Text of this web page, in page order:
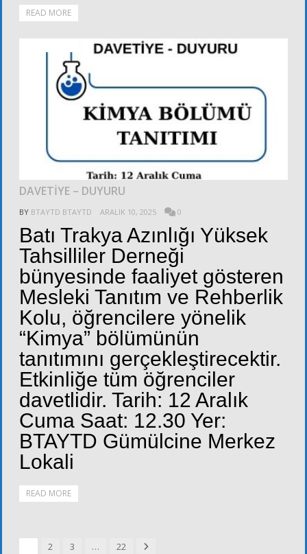
READ MORE
DAVETİYE – DUYURU
BY BTAYTD BTAYTD ARALIK 10, 2025 0
Batı Trakya Azınlığı Yüksek
Tahsilliler Derneği
bünyesinde faaliyet gösteren
Mesleki Tanıtım ve Rehberlik
Kolu, öğrencilere yönelik
“Kimya” bölümünün
tanıtımını gerçekleştirecektir.
Etkinliğe tüm öğrenciler
davetlidir. Tarih: 12 Aralık
Cuma Saat: 12.30 Yer:
BTAYTD Gümülcine Merkez
Lokali
READ MORE
2 3 … 22 Next